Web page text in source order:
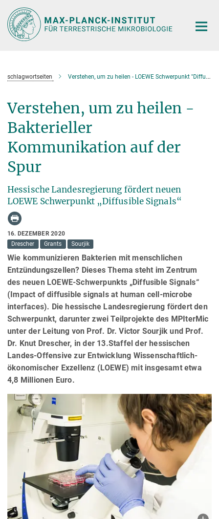
Hauptinhalt
schlagwortseiten Verstehen, um zu heilen - LOEWE Schwerpunkt "Diffusable Signals"
Verstehen, um zu heilen -
Bakterieller
Kommunikation auf der
Spur
Hessische Landesregierung fördert neuen
LOEWE Schwerpunkt „Diffusible Signals“
16. DEZEMBER 2020
Drescher
Grants Sourjik
Wie kommunizieren Bakterien mit menschlichen
Entzündungszellen? Dieses Thema steht im Zentrum
des neuen LOEWE-Schwerpunkts „Diffusible Signals“
(Impact of diffusible signals at human cell-microbe
interfaces). Die hessische Landesregierung fördert den
Schwerpunkt, darunter zwei Teilprojekte des MPIterMic
unter der Leitung von Prof. Dr. Victor Sourjik und Prof.
Dr. Knut Drescher, in der 13.Staffel der hessischen
Landes-Offensive zur Entwicklung Wissenschaftlich-
ökonomischer Exzellenz (LOEWE) mit insgesamt etwa
4,8 Millionen Euro.